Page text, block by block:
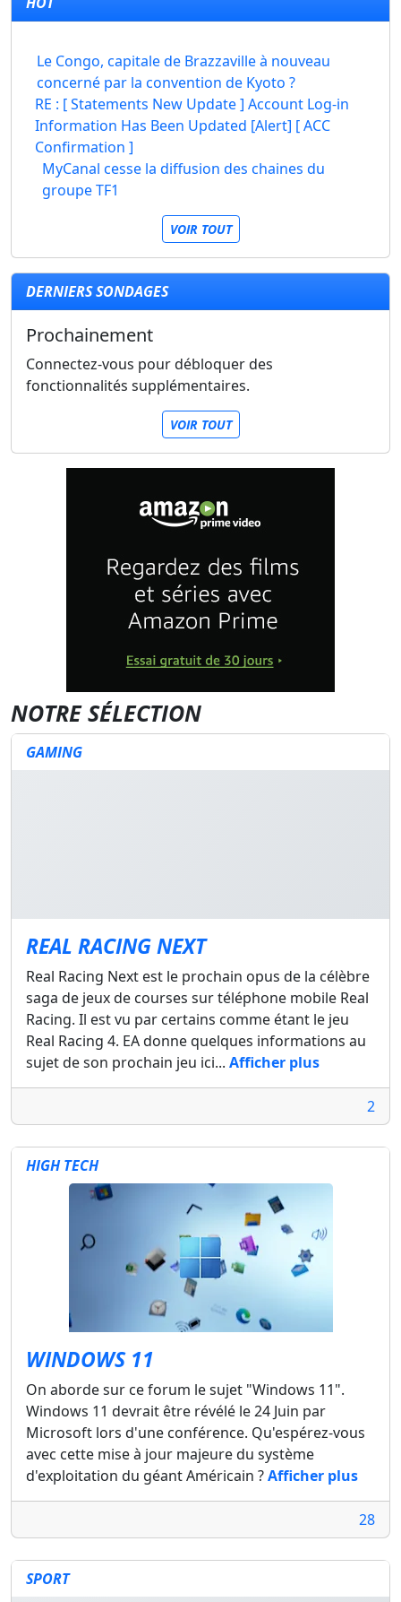
Le Congo, capitale de Brazzaville à nouveau
concerné par la convention de Kyoto ?
RE : [ Statements New Update ] Account Log-in
Information Has Been Updated [Alert] [ ACC
Confirmation ]
MyCanal cesse la diffusion des chaines du
groupe TF1
VOIR TOUT
DERNIERS SONDAGES
Prochainement
Connectez-vous pour débloquer des
fonctionnalités supplémentaires.
VOIR TOUT
NOTRE SÉLECTION
GAMING
REAL RACING NEXT
Real Racing Next est le prochain opus de la célèbre
saga de jeux de courses sur téléphone mobile Real
Racing. Il est vu par certains comme étant le jeu
Real Racing 4. EA donne quelques informations au
sujet de son prochain jeu ici... Afficher plus
2
HIGH TECH
WINDOWS 11
On aborde sur ce forum le sujet "Windows 11".
Windows 11 devrait être révélé le 24 Juin par
Microsoft lors d'une conférence. Qu'espérez-vous
avec cette mise à jour majeure du système
d'exploitation du géant Américain ?Afficher plus
28
SPORT